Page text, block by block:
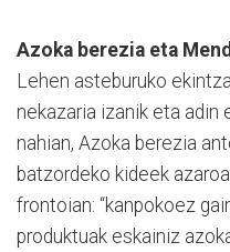
Azoka berezia eta
Lehen asteburuko
nekazaria izanik eta adin
nahian, Azoka berezia
batzordeko kideek
frontoian: “kanpokoez
produktuak eskainiz